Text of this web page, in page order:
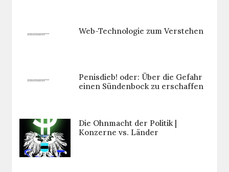
Web-Technologie zum Verstehen
Penisdieb! oder: Über die Gefahr
einen Sündenbock zu erschaffen
Die Ohnmacht der Politik |
Konzerne vs. Länder